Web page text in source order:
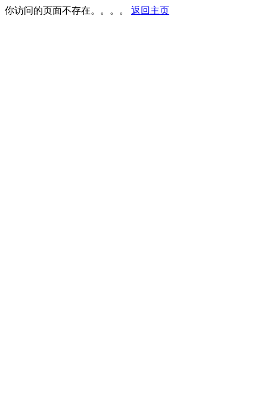
你访问的页面不存在。。。。 返回主页